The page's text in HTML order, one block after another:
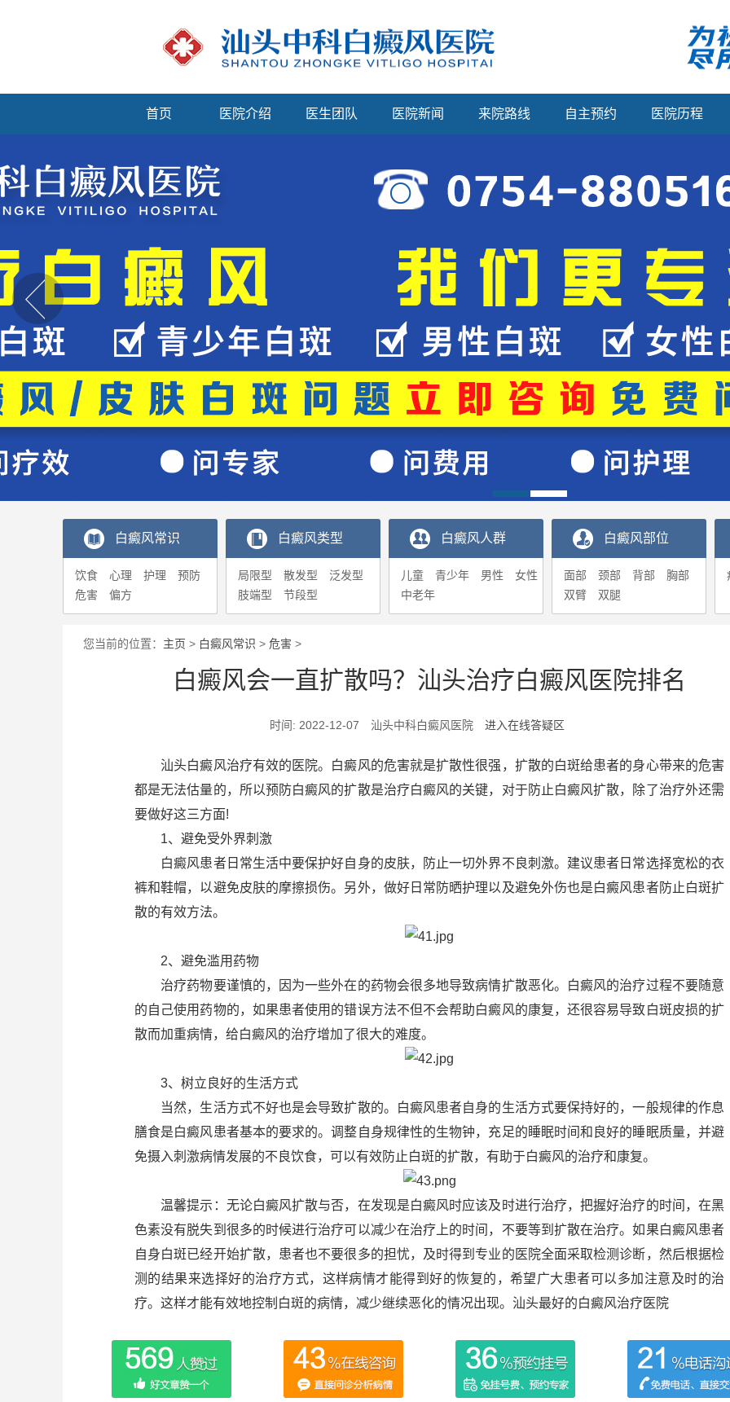
首页 医院介绍 医生团队 医院新闻 来院路线 自主预约 医院历程
白癜风常识
饮食 心理 护理
预防
危害
偏方
白癜风类型
局限型 散发型
泛发型
肢端型
节段型
白癜风人群
儿童 青少年 男性
女性
中老年
白癜风部位
面部 颈部 背部
胸部
双臂
双腿
您当前的位置： 主页 > 白癜风常识 > 危害 >
白癜风会一直扩散吗？汕头治疗白癜风医院排名
时间: 2022-12-07 汕头中科白癜风医院 进入在线答疑区
汕头白癜风治疗有效的医院。白癜风的危害就是扩散性很强，扩散的白斑给患者的身心带来的危害
都是无法估量的，所以预防白癜风的扩散是治疗白癜风的关键，对于防止白癜风扩散，除了治疗外还需
要做好这三方面!
1、避免受外界刺激
白癜风患者日常生活中要保护好自身的皮肤，防止一切外界不良刺激。建议患者日常选择宽松的衣
裤和鞋帽，以避免皮肤的摩擦损伤。另外，做好日常防晒护理以及避免外伤也是白癜风患者防止白斑扩
散的有效方法。
2、避免滥用药物
治疗药物要谨慎的，因为一些外在的药物会很多地导致病情扩散恶化。白癜风的治疗过程不要随意
的自己使用药物的，如果患者使用的错误方法不但不会帮助白癜风的康复，还很容易导致白斑皮损的扩
散而加重病情，给白癜风的治疗增加了很大的难度。
3、树立良好的生活方式
当然，生活方式不好也是会导致扩散的。白癜风患者自身的生活方式要保持好的，一般规律的作息
膳食是白癜风患者基本的要求的。调整自身规律性的生物钟，充足的睡眠时间和良好的睡眠质量，并避
免摄入刺激病情发展的不良饮食，可以有效防止白斑的扩散，有助于白癜风的治疗和康复。
温馨提示：无论白癜风扩散与否，在发现是白癜风时应该及时进行治疗，把握好治疗的时间，在黑
色素没有脱失到很多的时候进行治疗可以减少在治疗上的时间，不要等到扩散在治疗。如果白癜风患者
自身白斑已经开始扩散，患者也不要很多的担忧，及时得到专业的医院全面采取检测诊断，然后根据检
测的结果来选择好的治疗方式，这样病情才能得到好的恢复的，希望广大患者可以多加注意及时的治
疗。这样才能有效地控制白斑的病情，减少继续恶化的情况出现。汕头最好的白癜风治疗医院